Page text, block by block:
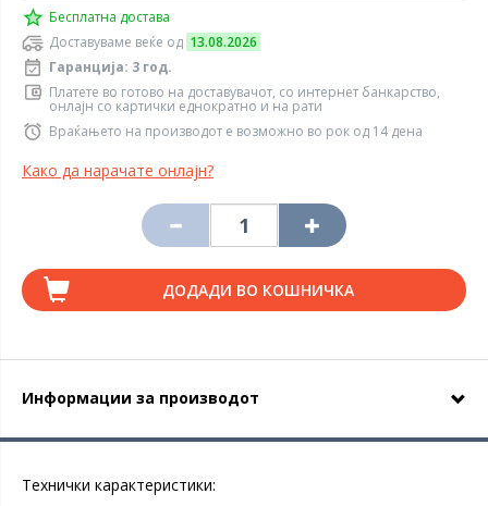
Бесплатна достава
Доставуваме веќе од 13.08.2026
Гаранција: 3 год.
Платете во готово на доставувачот, со интернет банкарство,
онлајн со картички еднократно и на рати
Враќањето на производот е возможно во рок од 14 дена
Како да нарачате онлајн?
ДОДАДИ ВО КОШНИЧКА
Информации за производот
Технички карактеристики: